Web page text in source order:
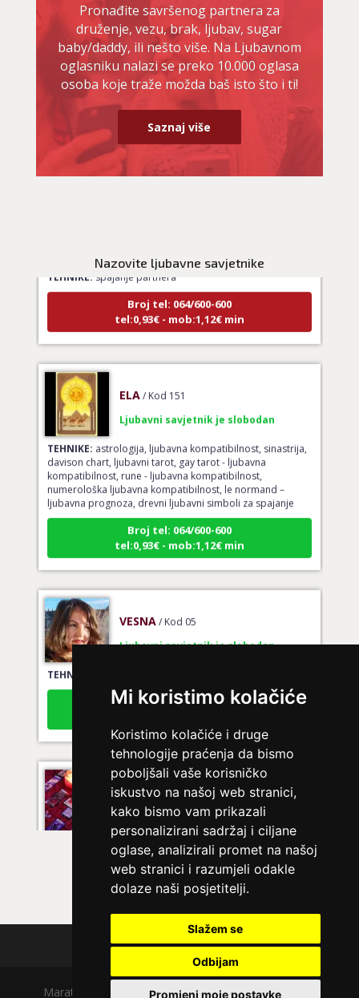
Mi koristimo kolačiće
Koristimo kolačiće i druge
tehnologije praćenja da bismo
poboljšali vaše korisničko
iskustvo na našoj web stranici,
kako bismo vam prikazali
personalizirani sadržaj i ciljane
oglase, analizirali promet na našoj
web stranici i razumjeli odakle
dolaze naši posjetitelji.
Slažem se
Odbijam
Promjeni moje postavke
Pronađite savršenog partnera za
druženje, vezu, brak, ljubav, sugar
baby/daddy, ili nešto više. Na Ljubavnom
oglasniku nalazi se preko 10.000 oglasa
osoba koje traže možda baš isto što i ti!
Saznaj više
Nazovite ljubavne savjetnike
spajanje partnera
Broj tel: 064/600-600
tel:0,93€ - mob:1,12€ min
ELA / Kod 151
Ljubavni savjetnik je slobodan
TEHNIKE:astrologija, ljubavna kompatibilnost, sinastrija,
davison chart, ljubavni tarot, gay tarot - ljubavna
kompatibilnost, rune - ljubavna kompatibilnost,
numerološka ljubavna kompatibilnost, le normand –
ljubavna prognoza, drevni ljubavni simboli za spajanje
Broj tel: 064/600-600
tel:0,93€ - mob:1,12€ min
VESNA / Kod 05
Ljubavni savjetnik je slobodan
TEHNIKE:
Broj tel: 064/600-600
LUCIJA/ Kod #136
Ljubavni savjetnik je zauzet
spajanje partnera
Broj tel: 064/600-600
tel:0,93€ - mob:1,12€ min
Ljubavni savjetnik je slobodan
Polica privatnosti
Maratela mreže d.o.o., 072700700, +18 Copyright Ⓒ